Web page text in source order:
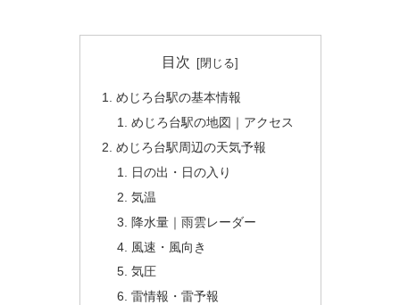
目次
めじろ台駅の基本情報
めじろ台駅の地図｜アクセス
めじろ台駅周辺の天気予報
日の出・日の入り
気温
降水量｜雨雲レーダー
風速・風向き
気圧
雷情報・雷予報